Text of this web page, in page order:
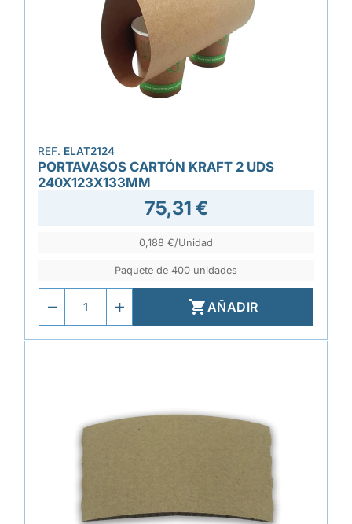
REF. ELAT2124
PORTAVASOS CARTÓN KRAFT 2 UDS
240X123X133MM
75,31 €
0,188 €/Unidad
Paquete de 400 unidades
AÑADIR